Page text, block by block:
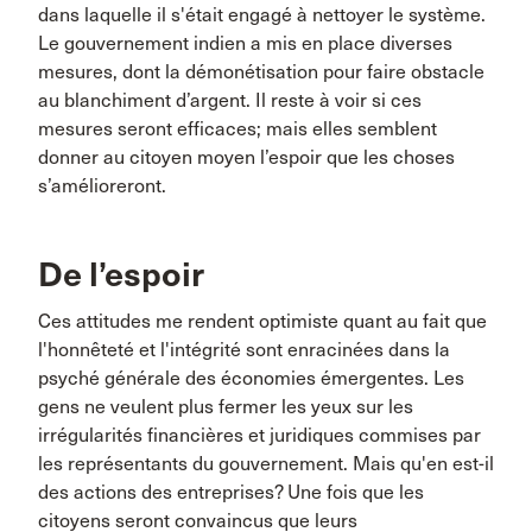
dans laquelle il s'était engagé à nettoyer le système.
Le gouvernement indien a mis en place diverses
mesures, dont la démonétisation pour faire obstacle
au blanchiment d’argent. Il reste à voir si ces
mesures seront efficaces; mais elles semblent
donner au citoyen moyen l’espoir que les choses
s’amélioreront.
De l’espoir
Ces attitudes me rendent optimiste quant au fait que
l'honnêteté et l'intégrité sont enracinées dans la
psyché générale des économies émergentes. Les
gens ne veulent plus fermer les yeux sur les
irrégularités financières et juridiques commises par
les représentants du gouvernement. Mais qu'en est-il
des actions des entreprises? Une fois que les
citoyens seront convaincus que leurs